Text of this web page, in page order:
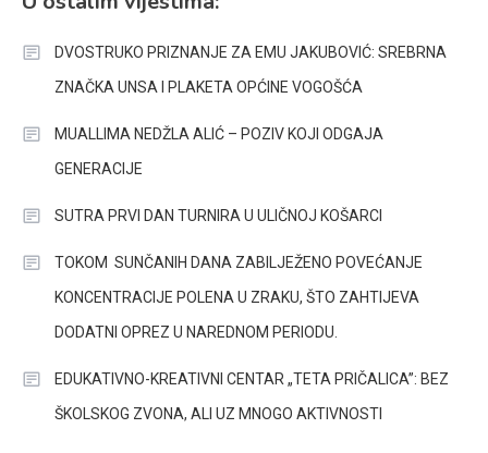
DVOSTRUKO PRIZNANJE ZA EMU JAKUBOVIĆ: SREBRNA
ZNAČKA UNSA I PLAKETA OPĆINE VOGOŠĆA
MUALLIMA NEDŽLA ALIĆ – POZIV KOJI ODGAJA
GENERACIJE
SUTRA PRVI DAN TURNIRA U ULIČNOJ KOŠARCI
TOKOM SUNČANIH DANA ZABILJEŽENO POVEĆANJE
KONCENTRACIJE POLENA U ZRAKU, ŠTO ZAHTIJEVA
DODATNI OPREZ U NAREDNOM PERIODU.
EDUKATIVNO-KREATIVNI CENTAR „TETA PRIČALICA”: BEZ
ŠKOLSKOG ZVONA, ALI UZ MNOGO AKTIVNOSTI